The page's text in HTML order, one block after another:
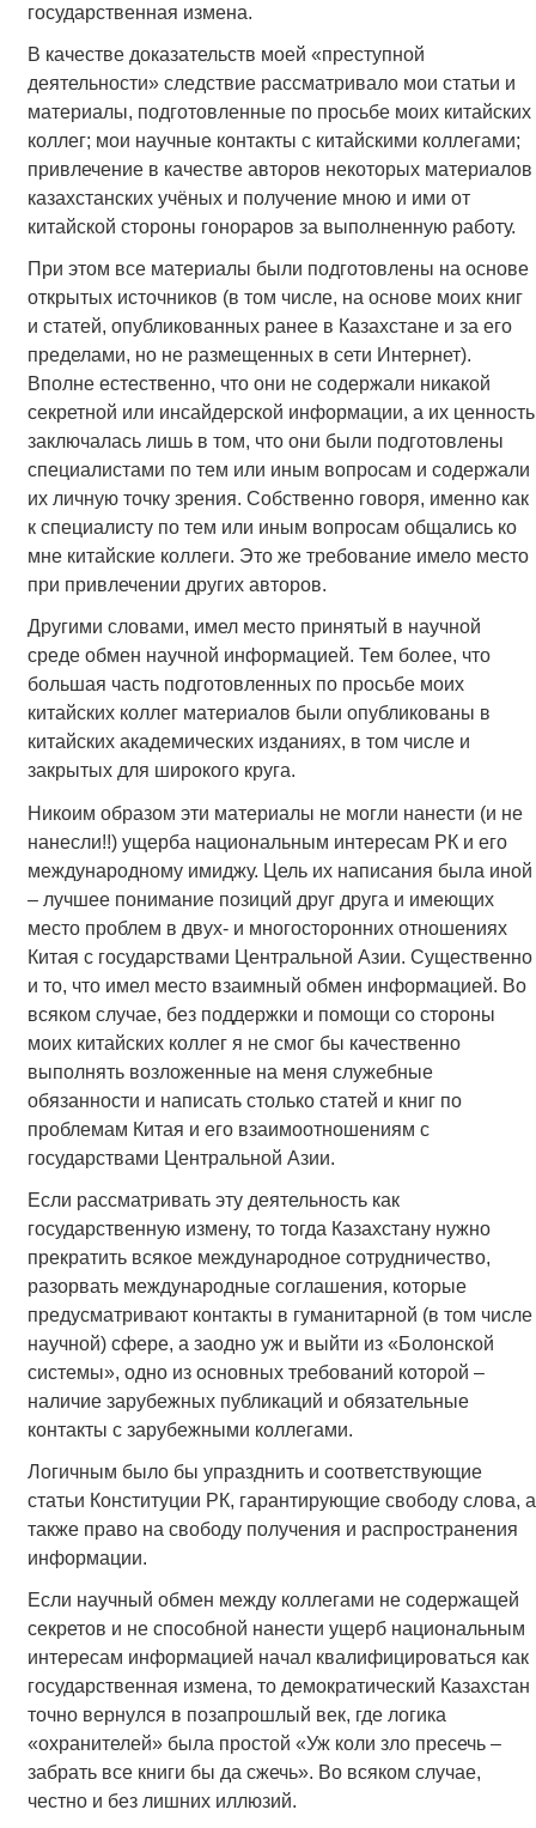
государственная измена.
В качестве доказательств моей «преступной
деятельности» следствие рассматривало мои статьи и
материалы, подготовленные по просьбе моих китайских
коллег; мои научные контакты с китайскими коллегами;
привлечение в качестве авторов некоторых материалов
казахстанских учёных и получение мною и ими от
китайской стороны гонораров за выполненную работу.
При этом все материалы были подготовлены на основе
открытых источников (в том числе, на основе моих книг
и статей, опубликованных ранее в Казахстане и за его
пределами, но не размещенных в сети Интернет).
Вполне естественно, что они не содержали никакой
секретной или инсайдерской информации, а их ценность
заключалась лишь в том, что они были подготовлены
специалистами по тем или иным вопросам и содержали
их личную точку зрения. Собственно говоря, именно как
к специалисту по тем или иным вопросам общались ко
мне китайские коллеги. Это же требование имело место
при привлечении других авторов.
Другими словами, имел место принятый в научной
среде обмен научной информацией. Тем более, что
большая часть подготовленных по просьбе моих
китайских коллег материалов были опубликованы в
китайских академических изданиях, в том числе и
закрытых для широкого круга.
Никоим образом эти материалы не могли нанести (и не
нанесли!!) ущерба национальным интересам РК и его
международному имиджу. Цель их написания была иной
– лучшее понимание позиций друг друга и имеющих
место проблем в двух- и многосторонних отношениях
Китая с государствами Центральной Азии. Существенно
и то, что имел место взаимный обмен информацией. Во
всяком случае, без поддержки и помощи со стороны
моих китайских коллег я не смог бы качественно
выполнять возложенные на меня служебные
обязанности и написать столько статей и книг по
проблемам Китая и его взаимоотношениям с
государствами Центральной Азии.
Если рассматривать эту деятельность как
государственную измену, то тогда Казахстану нужно
прекратить всякое международное сотрудничество,
разорвать международные соглашения, которые
предусматривают контакты в гуманитарной (в том числе
научной) сфере, а заодно уж и выйти из «Болонской
системы», одно из основных требований которой –
наличие зарубежных публикаций и обязательные
контакты с зарубежными коллегами.
Логичным было бы упразднить и соответствующие
статьи Конституции РК, гарантирующие свободу слова, а
также право на свободу получения и распространения
информации.
Если научный обмен между коллегами не содержащей
секретов и не способной нанести ущерб национальным
интересам информацией начал квалифицироваться как
государственная измена, то демократический Казахстан
точно вернулся в позапрошлый век, где логика
«охранителей» была простой «Уж коли зло пресечь –
забрать все книги бы да сжечь». Во всяком случае,
честно и без лишних иллюзий.